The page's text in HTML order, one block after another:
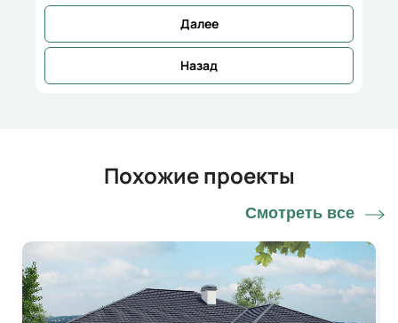
Назад
Далее
Похожие проекты
Смотреть все